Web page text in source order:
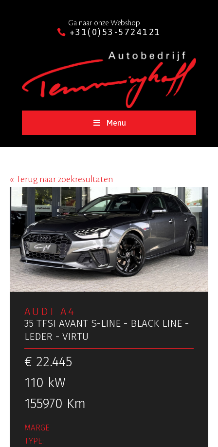
Ga naar onze Webshop
+31(0)53-5724121
Menu
« Terug naar zoekresultaten
AUDI A4
35 TFSI AVANT S-LINE - BLACK LINE -
LEDER - VIRTU
€ 22.445
110 kW
155970 Km
MARGE
TYPE: